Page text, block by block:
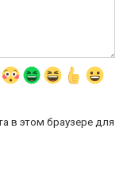
в этом браузере для